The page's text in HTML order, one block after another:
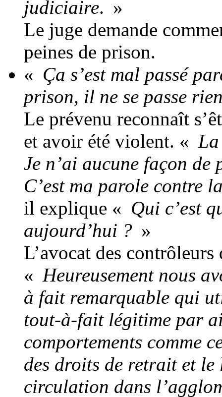
judiciaire. »
Le juge demande
peines de prison.
« Ça s’est mal passé
prison, il ne se passe
Le prévenu reconnaît
et avoir été violent. «
Je n’ai aucune façon de
C’est ma parole contre
il explique « Qui c’est
aujourd’hui ? »
L’avocat des
« Heureusement nous
à fait remarquable qui
tout-à-fait légitime par
comportements comme
des droits de retrait et
circulation dans